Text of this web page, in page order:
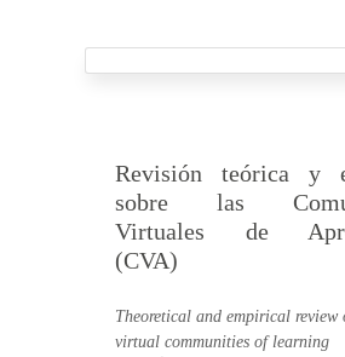
Revisión teórica y
sobre las
Virtuales de
(CVA)
Theoretical and empirical review
virtual communities of learning